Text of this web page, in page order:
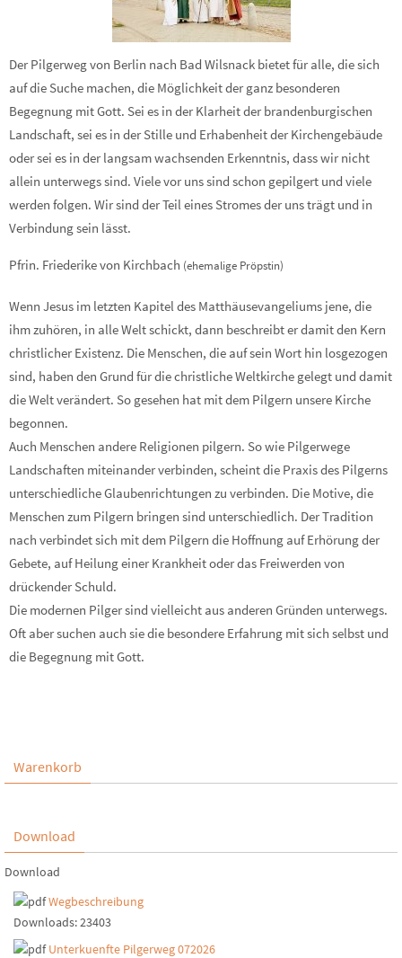
Der Pilgerweg von Berlin nach Bad Wilsnack bietet für alle, die sich
auf die Suche machen, die Möglichkeit der ganz besonderen
Begegnung mit Gott. Sei es in der Klarheit der brandenburgischen
Landschaft, sei es in der Stille und Erhabenheit der Kirchengebäude
oder sei es in der langsam wachsenden Erkenntnis, dass wir nicht
allein unterwegs sind. Viele vor uns sind schon gepilgert und viele
werden folgen. Wir sind der Teil eines Stromes der uns trägt und in
Verbindung sein lässt.
Pfrin. Friederike von Kirchbach (ehemalige Pröpstin)
Wenn Jesus im letzten Kapitel des Matthäusevangeliums jene, die
ihm zuhören, in alle Welt schickt, dann beschreibt er damit den Kern
christlicher Existenz. Die Menschen, die auf sein Wort hin losgezogen
sind, haben den Grund für die christliche Weltkirche gelegt und damit
die Welt verändert. So gesehen hat mit dem Pilgern unsere Kirche
begonnen.
Auch Menschen andere Religionen pilgern. So wie Pilgerwege
Landschaften miteinander verbinden, scheint die Praxis des Pilgerns
unterschiedliche Glaubenrichtungen zu verbinden. Die Motive, die
Menschen zum Pilgern bringen sind unterschiedlich. Der Tradition
nach verbindet sich mit dem Pilgern die Hoffnung auf Erhörung der
Gebete, auf Heilung einer Krankheit oder das Freiwerden von
drückender Schuld.
Die modernen Pilger sind vielleicht aus anderen Gründen unterwegs.
Oft aber suchen auch sie die besondere Erfahrung mit sich selbst und
die Begegnung mit Gott.
Warenkorb
Download
Download
Wegbeschreibung
Downloads:23403
Unterkuenfte Pilgerweg 072026